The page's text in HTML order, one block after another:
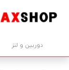
دوربین و لنز